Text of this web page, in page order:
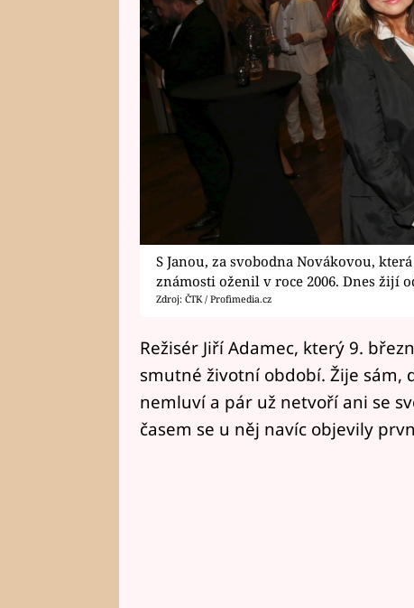
S Janou, za svobodna Novákovou,
známosti oženil v roce 2006. Dnes žijí
Zdroj: ČTK / Profimedia.cz
Režisér Jiří Adamec, který 9.
smutné životní období. Žije sám,
nemluví a pár už netvoří ani se
časem se u něj navíc objevily